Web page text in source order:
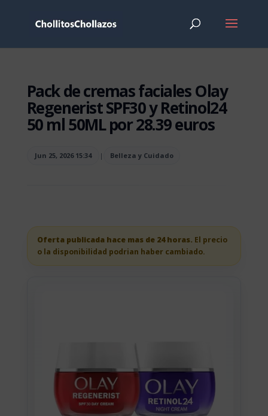
Pack de cremas faciales Olay
Regenerist SPF30 y Retinol24
50 ml 50ML por 28.39 euros
Jun 25, 2026 15:34 | Belleza y Cuidado
Oferta publicada hace mas de 24 horas. El precio
o la disponibilidad podrian haber cambiado.